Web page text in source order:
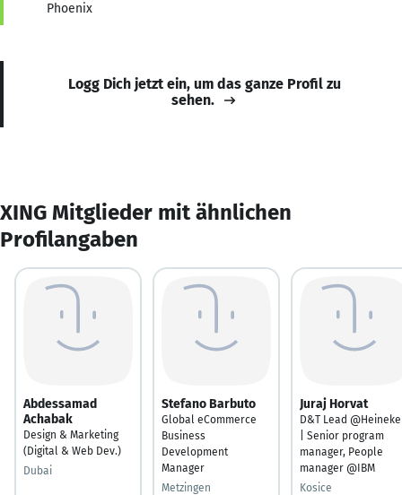
Phoenix
Logg Dich jetzt ein, um das ganze Profil zu
sehen.
XING Mitglieder mit ähnlichen
Profilangaben
Abdessamad
Achabak
Design & Marketing
(Digital & Web Dev.)
Dubai
Stefano Barbuto
Global eCommerce
Business
Development
Manager
Metzingen
Juraj Horvat
D&T Lead
| Senior program
manager, People
manager @IBM
Kosice